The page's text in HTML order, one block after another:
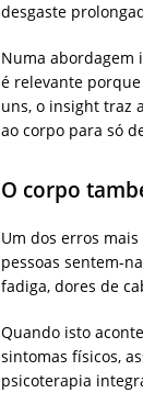
desgaste
Numa abordagem
é relevante
uns, o insight traz
ao corpo para só
O corpo
Um dos erros
pessoas sentem-
fadiga, dores de
Quando isto
sintomas físicos,
psicoterapia